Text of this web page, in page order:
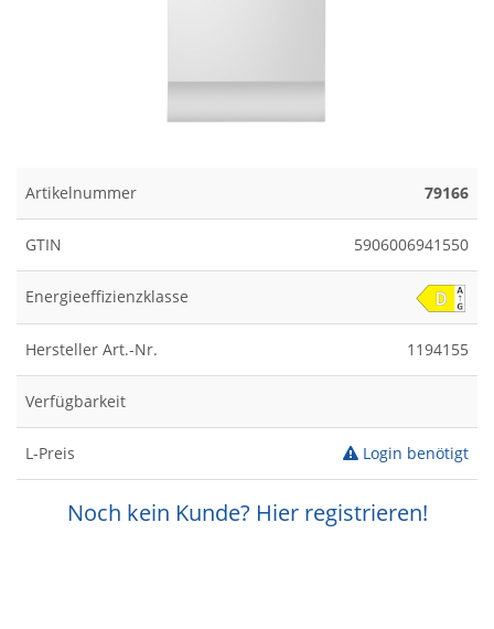
Artikelnummer 79166
GTIN 5906006941550
Energieeffizienzklasse
Hersteller Art.-Nr. 1194155
Verfügbarkeit
L-Preis Login benötigt
Noch kein Kunde? Hier registrieren!